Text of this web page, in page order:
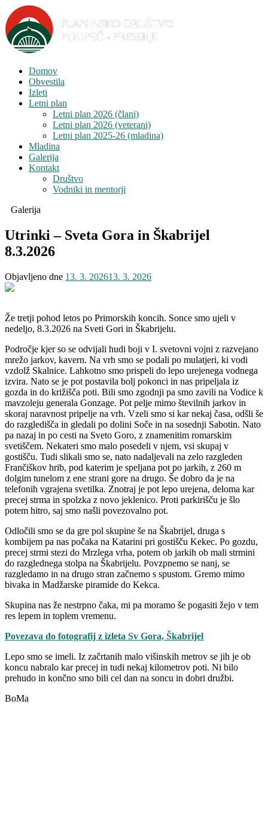
Domov
Obvestila
Izleti
Letni plan
Letni plan 2026 (člani)
Letni plan 2026 (veterani)
Letni plan 2025-26 (mladina)
Mladina
Galerija
Kontakt
Društvo
Vodniki in mentorji
Galerija
Utrinki – Sveta Gora in Škabrijel
8.3.2026
Objavljeno dne 13. 3. 202613. 3. 2026
Že tretji pohod letos po Primorskih koncih. Sonce smo ujeli v
nedeljo, 8.3.2026 na Sveti Gori in Škabrijelu.
Področje kjer so se odvijali hudi boji v I. svetovni vojni z razvejano
mrežo jarkov, kavern. Na vrh smo se podali po mulatjeri, ki vodi
vzdolž Skalnice. Lahkotno smo prispeli do lepo urejenega vodnega
izvira. Nato se je pot postavila bolj pokonci in nas pripeljala iz
gozda in do križišča poti. Bili smo zgodnji pa smo zavili na Vodice k
mavzoleju generala Gonzage. Pot pelje mimo številnih jarkov in
skoraj naravnost pripelje na vrh. Vzeli smo si kar nekaj časa, odšli še
do razgledišča in gledali po dolini Soče in na sosednji Sabotin. Nato
pa nazaj in po cesti na Sveto Goro, z znamenitim romarskim
svetiščem. Nekateri smo malo posedeli v njem, vsi skupaj v
gostišču. Tudi slikali smo se, nato nadaljevali na zelo razgleden
Frančiškov hrib, pod katerim je speljana pot po jarkih, z 260 m
dolgim tunelom z ene strani gore na drugo. Še dobro da je na
telefonih vgrajena svetilka. Znotraj je pot lepo urejena, deloma kar
precej strma in spolzka z novo jeklenico. Proti parkirišču je šlo
potem hitro, saj smo našli povezovalno pot.
Odločili smo se da gre pol skupine še na Škabrijel, druga s
kombijem pa nas počaka na Katarini pri gostišču Kekec. Po gozdu,
precej strmi stezi do Mrzlega vrha, potem ob jarkih ob mali strmini
do razglednega stolpa na Škabrijelu. Povzpnemo se nanj, se
razgledamo in na drugo stran začnemo s spustom. Gremo mimo
bivaka in Madžarske piramide do Kekca.
Skupina nas že nestrpno čaka, mi pa moramo še pogasiti žejo v tem
res lepem in toplem vremenu.
Povezava do fotografij z izleta Sv Gora, Škabrijel
Lepo smo se imeli. Iz začrtanih malo višinskih metrov se jih je ob
koncu nabralo kar precej in tudi nekaj kilometrov poti. Ni bilo
prehudo in končno smo bili cel dan na soncu in dobri družbi.
BoMa